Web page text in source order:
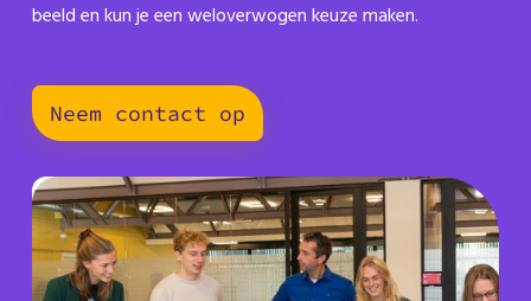
beeld en kun je een weloverwogen keuze maken.
Neem contact op